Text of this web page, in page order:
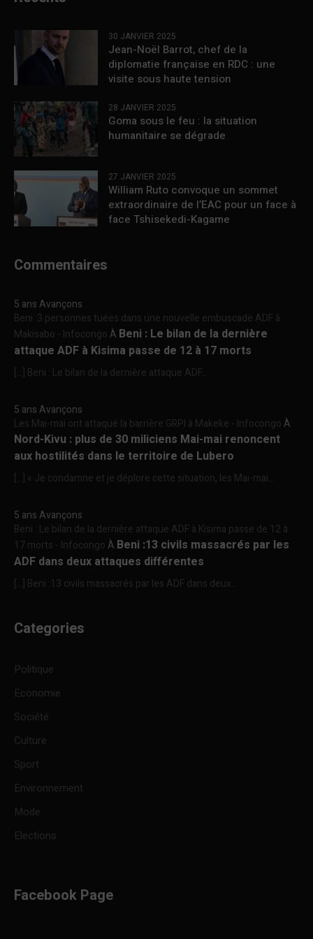
30 JANVIER 2025
Jean-Noël Barrot, chef de la
diplomatie française en RDC : une
visite sous haute tension
28 JANVIER 2025
Goma sous le feu : la situation
humanitaire se dégrade
27 JANVIER 2025
William Ruto convoque un sommet
extraordinaire de l’EAC pour un face à
face Tshisekedi-Kagame
Commentaires
5 ans Avançons
Beni :3 personnes tuées dans une nouvelle embuscade ADF à
Makisabo - InfocongoÀ Beni : Le bilan de la dernière
attaque ADF à Kisima passe de 12 à 17 morts
[…] Beni : Le bilan de la dernière attaque ADF...
5 ans Avançons
Les Mai-mai ont attaqué la barrière GRPI à Makeke - InfocongoÀ
Nord-Kivu : plus de 30 miliciens Mai-mai renoncent
aux hostilités dans le territoire de Lubero
[…] « Je condamne et je déplore cette situation, les Mai-mai...
5 ans Avançons
Beni : Le bilan de la dernière attaque ADF à Kisima passe de 12 à
17 morts - InfocongoÀ Beni :13 civils massacrés par les
ADF dans deux attaques différentes
[…] Beni :13 civils massacrés par les ADF dans deux...
Categories
Politique
Economie
Société
Culture
Sport
Environnement
Mode
Elections
Facebook Page